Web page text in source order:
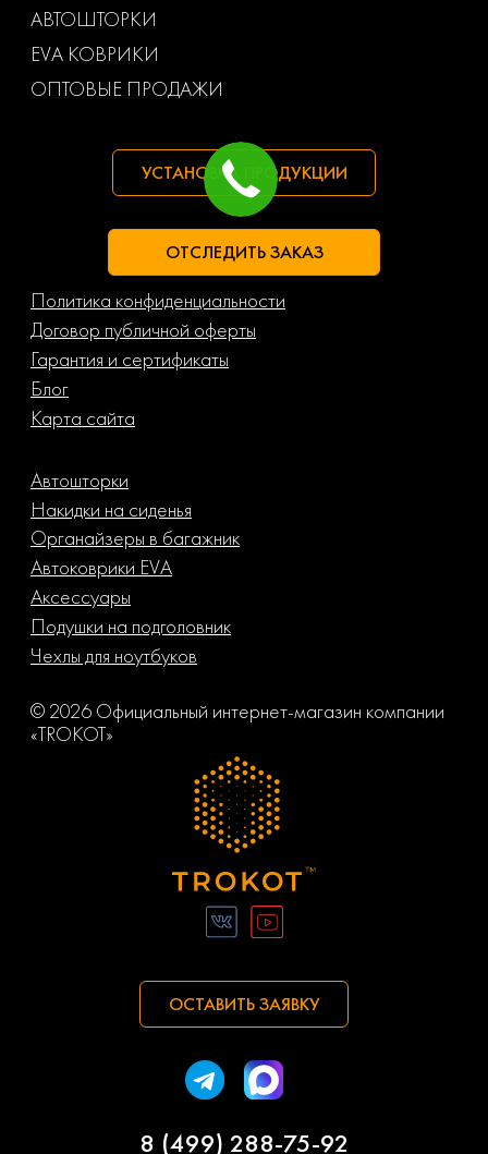
Mini
Nissan
Peugeot Pontiac
Porsche Ravon
Rolls-royce
Rover
Ssangyong
Suzuki
Uaz
Volvo
Ваз
Камаз
Тагаз
АВТОШТОРКИ
EVA КОВРИКИ
ОПТОВЫЕ ПРОДАЖИ
УСТАНОВКА ПРОДУКЦИИ
ОТСЛЕДИТЬ ЗАКАЗ
Политика конфиденциальности
Договор публичной оферты
Гарантия и сертификаты
Блог
Карта сайта
Автошторки
Накидки на сиденья
Органайзеры в багажник
Автоковрики EVA
Аксессуары
Подушки на подголовник
Чехлы для ноутбуков
© 2026 Официальный интернет-магазин компании
«TROKOT»
ОСТАВИТЬ ЗАЯВКУ
8 (499) 288-75-92